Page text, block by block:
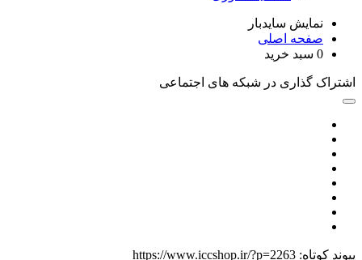
نمایش سایدبار
صفحه اصلی
0 سبد خرید
اشتراک گذاری در شبکه های اجتماعی
پیوند کوتاه: https://www.iccshop.ir/?p=2263